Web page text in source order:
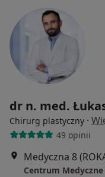
dr n. med.
Chirurg plastyczny ·
49 opinii
Medyczna 8
Centrum